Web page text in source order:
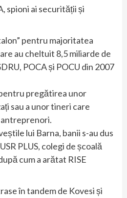
spioni ai securității și
pentru majoritatea
au cheltuit 8,5 miliarde de
POCA și POCU din 2007
pregătirea unor
sau a unor tineri care
lui Barna, banii s-au dus
PLUS, colegi de școală
cum a arătat RISE
în tandem de Kovesi și